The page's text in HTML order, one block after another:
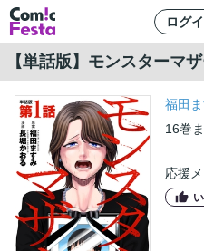
ログ
【単話版】モンスターマ
福田
16巻
応援